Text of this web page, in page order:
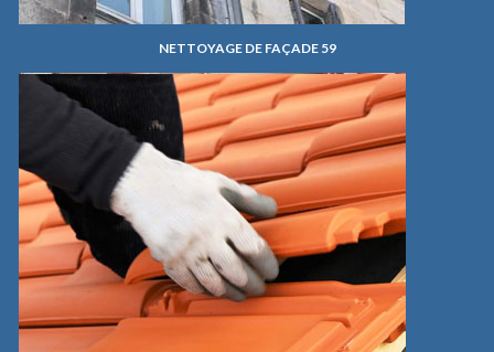
NETTOYAGE DE FAÇADE 59